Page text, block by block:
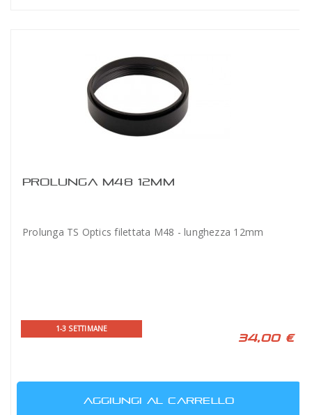
PROLUNGA M48 12MM
Prolunga TS Optics filettata M48 - lunghezza 12mm
1-3 SETTIMANE
34,00 €
AGGIUNGI AL CARRELLO